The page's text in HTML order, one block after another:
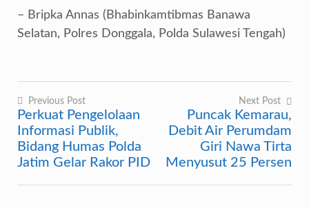
– Bripka Annas (Bhabinkamtibmas Banawa
Selatan, Polres Donggala, Polda Sulawesi Tengah)
Navigasi
pos
Previous Post
Perkuat Pengelolaan
Informasi Publik,
Bidang Humas Polda
Jatim Gelar Rakor PID
Next Post
Puncak Kemarau,
Debit Air Perumdam
Giri Nawa Tirta
Menyusut 25 Persen